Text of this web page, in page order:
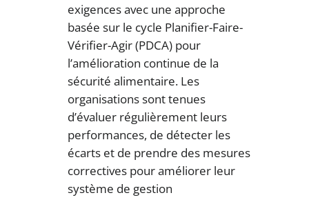
exigences avec une approche
basée sur le cycle Planifier-Faire-
Vérifier-Agir (PDCA) pour
l’amélioration continue de la
sécurité alimentaire. Les
organisations sont tenues
d’évaluer régulièrement leurs
performances, de détecter les
écarts et de prendre des mesures
correctives pour améliorer leur
système de gestion